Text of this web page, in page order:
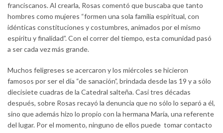
franciscanos. Al crearla, Rosas comentó que buscaba que tanto
hombres como mujeres “formen una sola familia espiritual, con
idénticas constituciones y costumbres, animados por el mismo
espíritu y finalidad”. Con el correr del tiempo, esta comunidad pasó
a ser cada vez más grande.
Muchos feligreses se acercaron y los miércoles se hicieron
famosos por ser el día “de sanación”, brindada desde las 19 y a sólo
diecisiete cuadras de la Catedral salteña. Casi tres décadas
después, sobre Rosas recayó la denuncia que no sólo lo separó a él,
sino que además hizo lo propio con la hermana María, una referente
del lugar. Por el momento, ninguno de ellos puede tomar contacto